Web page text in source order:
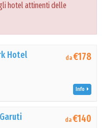
hotel attinenti delle
Hotel
da€178
Info
da€140